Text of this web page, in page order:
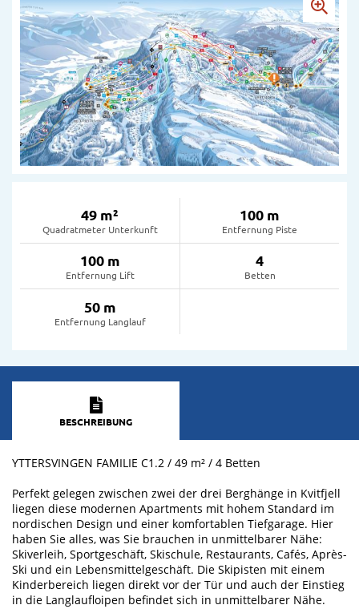
49 m²
Quadratmeter Unterkunft
100 m
Entfernung Piste
100 m
Entfernung Lift
4
Betten
50 m
Entfernung Langlauf
BESCHREIBUNG
YTTERSVINGEN FAMILIE C1.2 / 49 m² / 4 Betten
Perfekt gelegen zwischen zwei der drei Berghänge in Kvitfjell
liegen diese modernen Apartments mit hohem Standard im
nordischen Design und einer komfortablen Tiefgarage. Hier
haben Sie alles, was Sie brauchen in unmittelbarer Nähe:
Skiverleih, Sportgeschäft, Skischule, Restaurants, Cafés, Après-
Ski und ein Lebensmittelgeschäft. Die Skipisten mit einem
Kinderbereich liegen direkt vor der Tür und auch der Einstieg
in die Langlaufloipen befindet sich in unmittelbarer Nähe.